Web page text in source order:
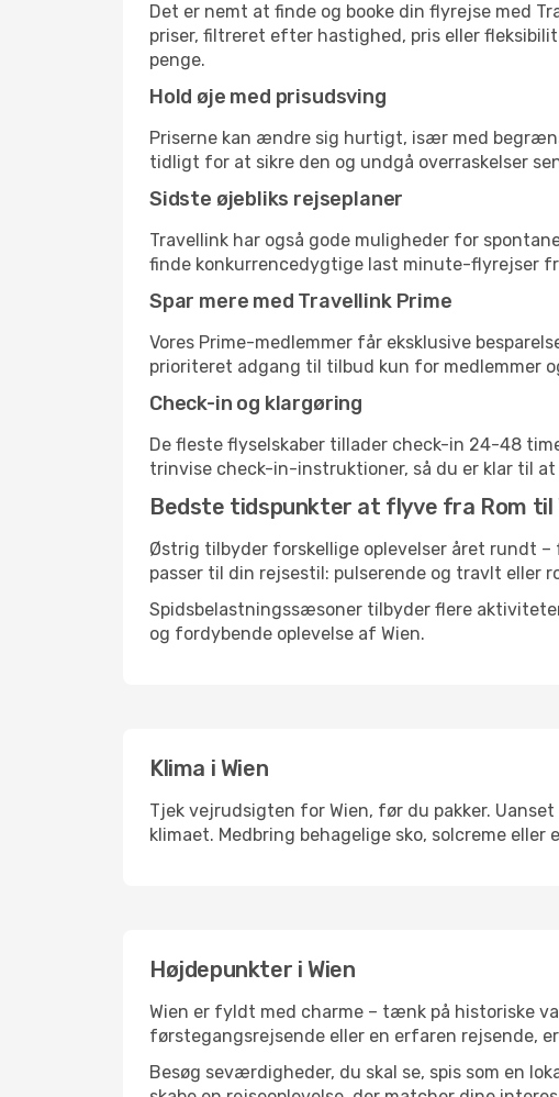
Det er nemt at finde og booke din flyrejse med
priser, filtreret efter hastighed, pris eller
penge.
Hold øje med prisudsving
Priserne kan ændre sig hurtigt, især med
tidligt for at sikre den og undgå overraskelser
Sidste øjebliks rejseplaner
Travellink har også gode muligheder for
finde konkurrencedygtige last minute-flyrejser
Spar mere med Travellink Prime
Vores Prime-medlemmer får eksklusive
prioriteret adgang til tilbud kun for medlemmer
Check-in og klargøring
De fleste flyselskaber tillader check-in 24-48
trinvise check-in-instruktioner, så du er klar til at
Bedste tidspunkter at flyve fra Rom til
Østrig tilbyder forskellige oplevelser året rundt
passer til din rejsestil: pulserende og travlt eller
Spidsbelastningssæsoner tilbyder flere
og fordybende oplevelse af Wien.
Klima i Wien
Tjek vejrudsigten for Wien, før du pakker.
klimaet. Medbring behagelige sko, solcreme
Højdepunkter i Wien
Wien er fyldt med charme – tænk på historiske
førstegangsrejsende eller en erfaren rejsende,
Besøg seværdigheder, du skal se, spis som en